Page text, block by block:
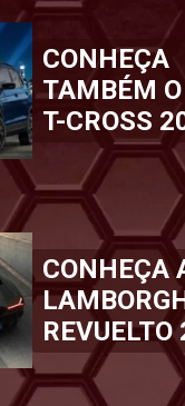
CONHEÇA
TAMBÉM
T-CROSS
CONHEÇA